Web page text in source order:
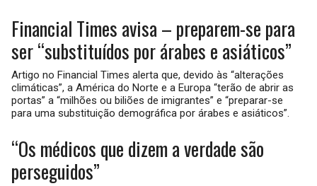
Financial Times avisa – preparem-se para
ser “substituídos por árabes e asiáticos”
Artigo no Financial Times alerta que, devido às “alterações
climáticas”, a América do Norte e a Europa “terão de abrir as
portas” a “milhões ou biliões de imigrantes” e “preparar-se
para uma substituição demográfica por árabes e asiáticos”.
“Os médicos que dizem a verdade são
perseguidos”